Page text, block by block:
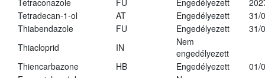
Tetraconazole
FU Engedélyezett
Tetradecan-1-ol
AT Engedélyezett
31/
Thiabendazole
FU Engedélyezett
31/
Thiacloprid
IN
Nem
engedélyezett
Thiencarbazone
HB Engedélyezett
01/